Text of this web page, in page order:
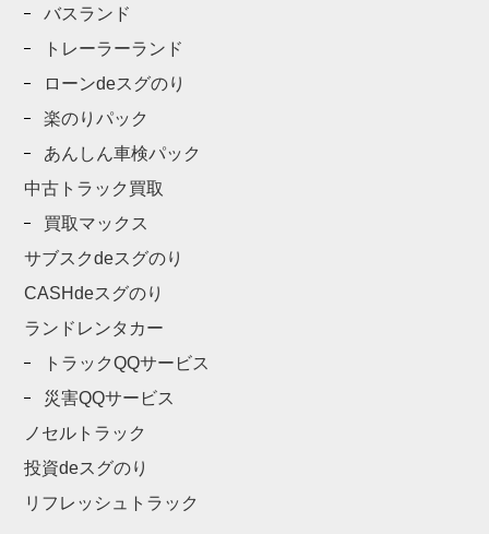
バスランド
トレーラーランド
ローンdeスグのり
楽のりパック
あんしん車検パック
中古トラック買取
買取マックス
サブスクdeスグのり
CASHdeスグのり
ランドレンタカー
トラックQQサービス
災害QQサービス
ノセルトラック
投資deスグのり
リフレッシュトラック